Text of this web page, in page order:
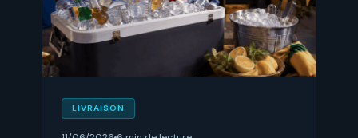
LIVRAISON